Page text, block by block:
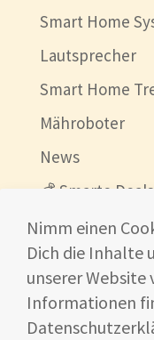
Smart Home
Lautsprecher
Smart Home
Mähroboter
News
💰 Smarte Deals
Beste China
© 2026
Nimm einen
Dich die Inhalte
unserer Website
Informationen